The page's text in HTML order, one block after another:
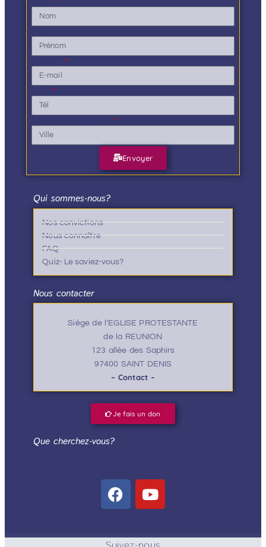
Envoyer
Qui sommes-nous?
Nos convictions
Nous connaître
FAQ
Quiz- Le saviez-vous?
Nous contacter
Siège de l’EGLISE PROTESTANTE
de la REUNION
123 allée des Saphirs
97400 SAINT DENIS
– Contact –
Je fais un don
Que cherchez-vous?